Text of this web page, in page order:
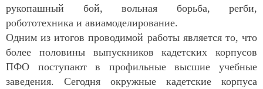
рукопашный бой, вольная борьба, регби,
робототехника и авиамоделирование.
Одним из итогов проводимой работы является то, что
более половины выпускников кадетских корпусов
ПФО поступают в профильные высшие учебные
заведения. Сегодня окружные кадетские корпуса